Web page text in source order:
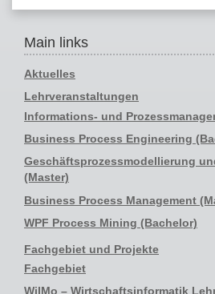
Main links
Aktuelles
Lehrveranstaltungen
Informations- und
Business Process Engineering
Geschäftsprozessmodellierung
(Master)
Business Process Management
WPF Process Mining (Bachelor)
Fachgebiet und Projekte
Fachgebiet
WilMo – Wirtschaftsinformatik